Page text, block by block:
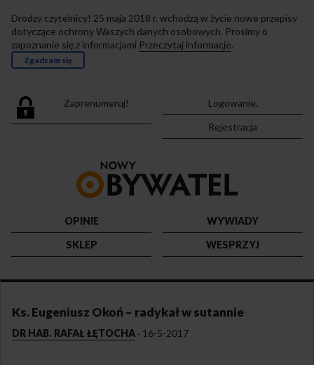
Drodzy czytelnicy! 25 maja 2018 r. wchodzą w życie nowe przepisy
dotyczące ochrony Waszych danych osobowych. Prosimy o
zapoznanie się z informacjami Przeczytaj informacje.
Zgadzam się
Zaprenumeruj!
Logowanie.
Rejestracja
strony
OPINIE
WYWIADY
SKLEP
WESPRZYJ
Ks. Eugeniusz Okoń – radykał w sutannie
DR HAB. RAFAŁ ŁĘTOCHA · 16-5-2017